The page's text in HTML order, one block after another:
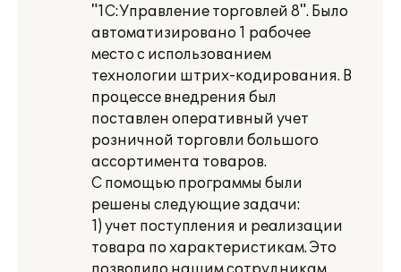
"1С:Управление торговлей 8". Было
автоматизировано 1 рабочее
место с использованием
технологии штрих-кодирования. В
процессе внедрения был
поставлен оперативный учет
розничной торговли большого
ассортимента товаров.
С помощью программы были
решены следующие задачи:
1) учет поступления и реализации
товара по характеристикам. Это